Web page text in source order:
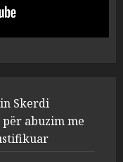
Nano për
publike dhe
nis
për Koço
Skerdi
për abuzim me